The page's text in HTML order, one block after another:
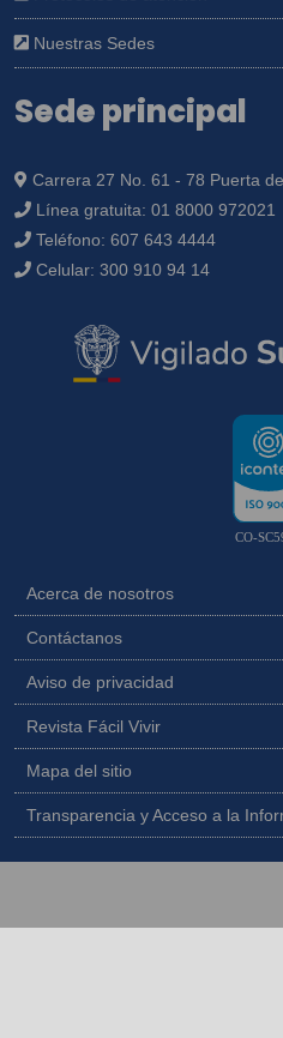
Nuestras Sedes
Sede principal
Carrera 27 No. 61 - 78 Puerta
Línea gratuita: 01 8000 972021
Teléfono: 607 643 4444
Celular: 300 910 94 14
CO-
Acerca de nosotros
Contáctanos
Aviso de privacidad
Revista Fácil Vivir
Mapa del sitio
Transparencia y Acceso a la